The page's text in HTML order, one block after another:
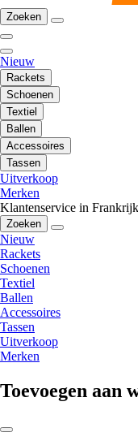
Zoeken
Nieuw
Rackets
Schoenen
Textiel
Ballen
Accessoires
Tassen
Uitverkoop
Merken
Klantenservice in Frankrijk
Zoeken
Nieuw
Rackets
Schoenen
Textiel
Ballen
Accessoires
Tassen
Uitverkoop
Merken
Toevoegen aan